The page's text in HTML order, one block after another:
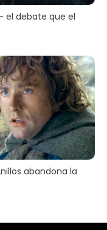
el debate que el
abandona la